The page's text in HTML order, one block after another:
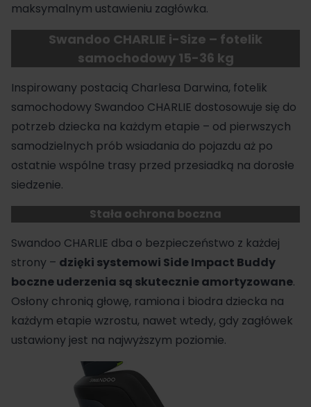
maksymalnym ustawieniu zagłówka.
Swandoo CHARLIE i-Size – fotelik
samochodowy 15-36 kg
Inspirowany postacią Charlesa Darwina, fotelik
samochodowy Swandoo CHARLIE dostosowuje się do
potrzeb dziecka na każdym etapie – od pierwszych
samodzielnych prób wsiadania do pojazdu aż po
ostatnie wspólne trasy przed przesiadką na dorosłe
siedzenie.
Stała ochrona boczna
Swandoo CHARLIE dba o bezpieczeństwo z każdej
strony – dzięki systemowi Side Impact Buddy
boczne uderzenia są skutecznie amortyzowane.
Osłony chronią głowę, ramiona i biodra dziecka na
każdym etapie wzrostu, nawet wtedy, gdy zagłówek
ustawiony jest na najwyższym poziomie.